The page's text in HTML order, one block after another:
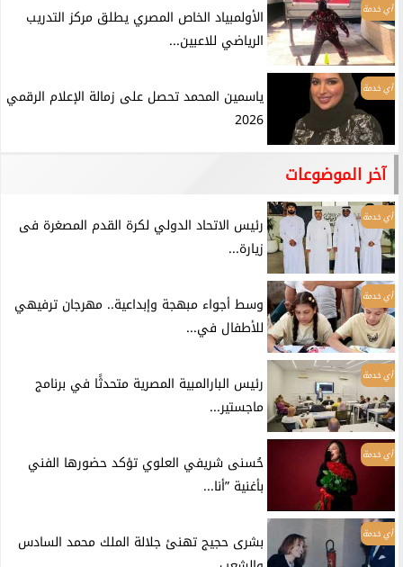
أي خدمة
الأولمبياد الخاص المصري يطلق مركز التدريب
الرياضي للاعبين...
أي خدمة
ياسمين المحمد تحصل على زمالة الإعلام الرقمي
2026
آخر الموضوعات
أي خدمة
رئيس الاتحاد الدولي لكرة القدم المصغرة فى
زيارة...
أي خدمة
وسط أجواء مبهجة وإبداعية.. مهرجان ترفيهي
للأطفال في...
أي خدمة
رئيس البارالمبية المصرية متحدثًا في برنامج
ماجستير...
أي خدمة
حُسنى شريفي العلوي تؤكد حضورها الفني
بأغنية ”أنا...
أي خدمة
بشرى حجيج تهنئ جلالة الملك محمد السادس